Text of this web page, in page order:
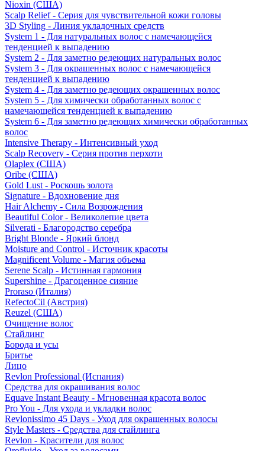
Nioxin (США)
Scalp Relief - Серия для чувствительной кожи головы
3D Styling - Линия укладочных средств
System 1 - Для натуральных волос с намечающейся
тенденцией к выпадению
System 2 - Для заметно редеющих натуральных волос
System 3 - Для окрашенных волос с намечающейся
тенденцией к выпадению
System 4 - Для заметно редеющих окрашенных волос
System 5 - Для химически обработанных волос с
намечающейся тенденцией к выпадению
System 6 - Для заметно редеющих химически обработанных
волос
Intensive Therapy - Интенсивный уход
Scalp Recovery - Серия против перхоти
Olaplex (США)
Oribe (США)
Gold Lust - Роскошь золота
Signature - Вдохновение дня
Hair Alchemy - Сила Возрождения
Beautiful Color - Великолепие цвета
Silverati - Благородство серебра
Bright Blonde - Яркий блонд
Moisture and Control - Источник красоты
Magnificent Volume - Магия объема
Serene Scalp - Истинная гармония
Supershine - Драгоценное сияние
Proraso (Италия)
RefectoCil (Австрия)
Reuzel (США)
Очищение волос
Стайлинг
Борода и усы
Бритье
Лицо
Revlon Professional (Испания)
Средства для окрашивания волос
Equave Instant Beauty - Мгновенная красота волос
Pro You - Для ухода и укладки волос
Revlonissimo 45 Days - Уход для окрашенных волосы
Style Masters - Средства для стайлинга
Revlon - Красители для волос